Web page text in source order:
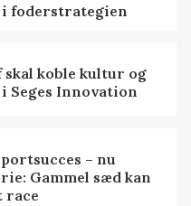
i foderstrategien
skal koble kultur og
Innovation
– nu
Gammel sæd kan
race